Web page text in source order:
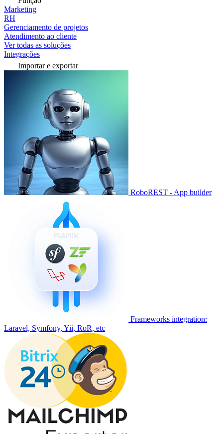
Marketing
RH
Gerenciamento de projetos
Atendimento ao cliente
Ver todas as soluções
Integrações
Importar e exportar
RoboREST - App builder
Frameworks integration:
Laravel, Symfony, Yii, RoR, etc